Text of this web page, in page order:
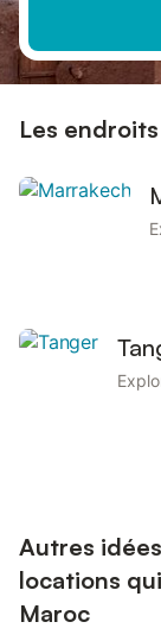
Les
Autres
locations
Maroc